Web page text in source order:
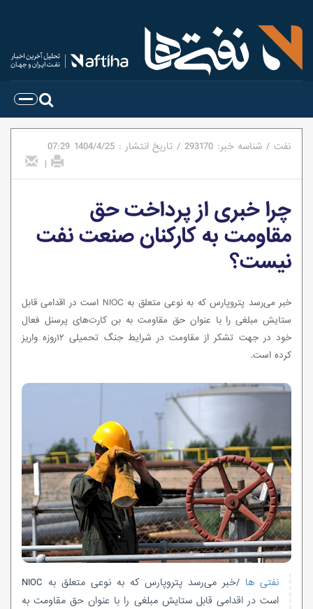
نفت / شناسه خبر: 293170
/ تاریخ انتشار : 1404/4/25
07:29
|
چرا خبری از پرداخت حق
مقاومت به کارکنان صنعت نفت
نیست؟
خبر می‌رسد پتروپارس که به نوعی متعلق به NIOC است در اقدامی قابل
ستایش مبلغی را با عنوان حق مقاومت به بن کارت‌های پرسنل فعال
خود در جهت تشکر از مقاومت در شرایط جنگ تحمیلی ۱۲روزه واریز
کرده است.
نفتی ها
/خبر می‌رسد پتروپارس که به نوعی متعلق به NIOC
است در اقدامی قابل ستایش مبلغی را با عنوان حق مقاومت به